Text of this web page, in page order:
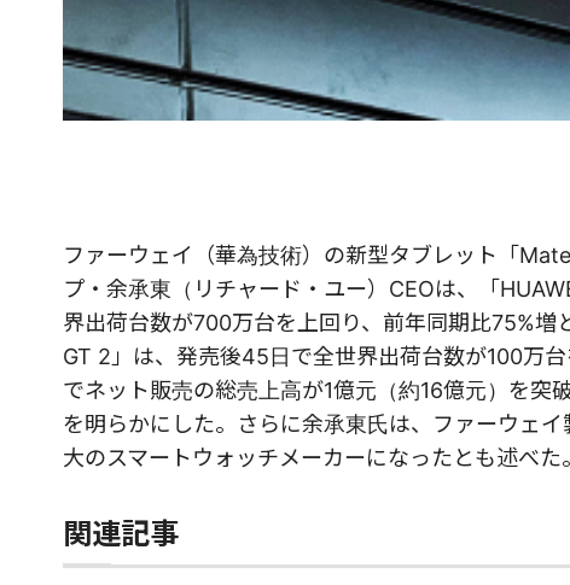
ファーウェイ（華為技術）の新型タブレット「
プ・余承東（リチャード・ユー）CEOは、「
界出荷台数が700万台を上回り、前年同期比75%増
GT 2」は、発売後45日で全世界出荷台数が100万
でネット販売の総売上高が1億元（約16億元）を
を明らかにした。さらに余承東氏は、ファーウェ
大のスマートウォッチメーカーになったとも述べた。
関連記事